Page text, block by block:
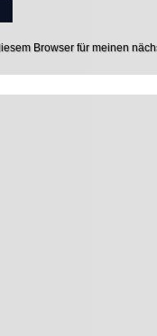
Browser für meinen